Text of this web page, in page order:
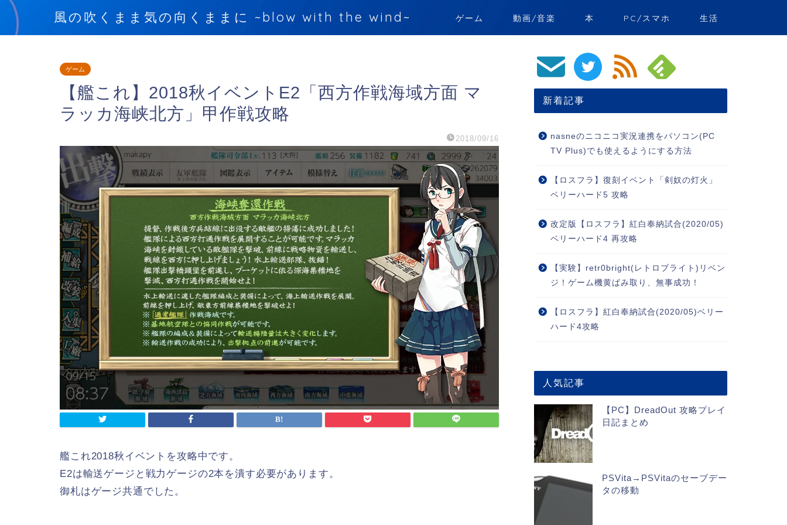
風の吹くまま気の向くままに ~blow with the wind~ ゲーム 動画/音楽 本 PC/スマホ 生活
ゲーム
【艦これ】2018秋イベントE2「西方作戦海域方面 マ
ラッカ海峡北方」甲作戦攻略
2018/09/16
艦これ2018秋イベントを攻略中です。
E2は輸送ゲージと戦力ゲージの2本を潰す必要があります。
御札はゲージ共通でした。
新着記事
nasneのニコニコ実況連携をパソコン(PC
TV Plus)でも使えるようにする方法
【ロスフラ】復刻イベント「剣奴の灯火」
ベリーハード5 攻略
改定版【ロスフラ】紅白奉納試合(2020/05)
ベリーハード4 再攻略
【実験】retr0bright(レトロブライト)リベン
ジ！ゲーム機黄ばみ取り、無事成功！
【ロスフラ】紅白奉納試合(2020/05)ベリー
ハード4攻略
人気記事
【PC】DreadOut 攻略プレイ
日記まとめ
PSVita→PSVitaのセーブデー
タの移動